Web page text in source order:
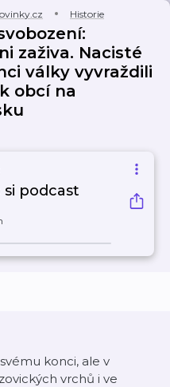
Historie
zaživa. Nacisté
války vyvraždili
obcí na
podcast
konci, ale v
vrchů i ve